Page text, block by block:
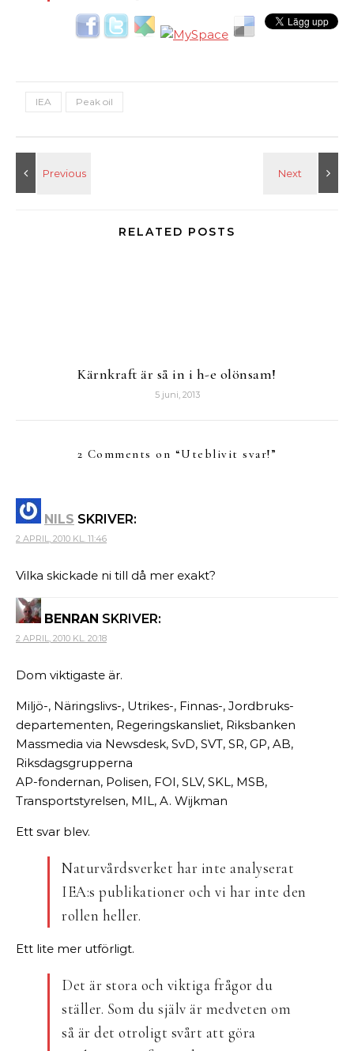
IEA Peak oil
RELATED POSTS
Kärnkraft är så in i h-e olönsam!
5 juni, 2013
2 Comments on “Uteblivit svar!”
NILS SKRIVER:
2 APRIL, 2010 KL. 11:46
Vilka skickade ni till då mer exakt?
BENRAN SKRIVER:
2 APRIL, 2010 KL. 20:18
Dom viktigaste är.
Miljö-, Näringslivs-, Utrikes-, Finnas-, Jordbruks-
departementen, Regeringskansliet, Riksbanken
Massmedia via Newsdesk, SvD, SVT, SR, GP, AB,
Riksdagsgrupperna
AP-fondernan, Polisen, FOI, SLV, SKL, MSB,
Transportstyrelsen, MIL, A. Wijkman
Ett svar blev.
Naturvårdsverket har inte analyserat
IEA:s publikationer och vi har inte den
rollen heller.
Ett lite mer utförligt.
Det är stora och viktiga frågor du
ställer. Som du själv är medveten om
så är det otroligt svårt att göra